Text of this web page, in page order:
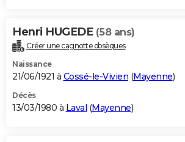
Henri HUGEDE (58 ans)
Créer une cagnotte obsèques
Naissance
21/06/1921 à Cossé-le-Vivien (Mayenne)
Décès
13/03/1980 à Laval (Mayenne)